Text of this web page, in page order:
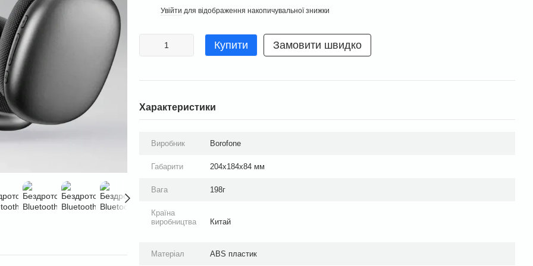
Увійти для відображення накопичувальної знижки
Купити Замовити швидко
Характеристики
Виробник Borofone
Габарити 204х184х84 мм
Вага 198г
Країна
виробництва
Китай
Матеріал ABS пластик